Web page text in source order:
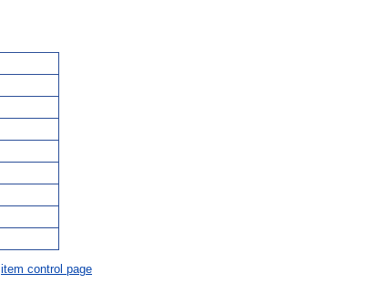
item control page